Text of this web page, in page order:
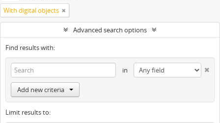
With digital objects
Advanced search options
Find results with:
in
Add new criteria
Limit results to: